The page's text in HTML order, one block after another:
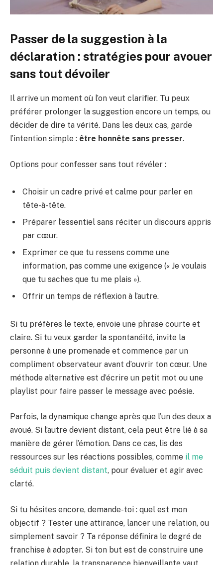
Passer de la suggestion à la
déclaration : stratégies pour avouer
sans tout dévoiler
Il arrive un moment où l’on veut clarifier. Tu peux
préférer prolonger la suggestion encore un temps, ou
décider de dire ta vérité. Dans les deux cas, garde
l’intention simple : être honnête sans presser.
Options pour confesser sans tout révéler :
Choisir un cadre privé et calme pour parler en
tête-à-tête.
Préparer l’essentiel sans réciter un discours appris
par cœur.
Exprimer ce que tu ressens comme une
information, pas comme une exigence (« Je voulais
que tu saches que tu me plais »).
Offrir un temps de réflexion à l’autre.
Si tu préfères le texte, envoie une phrase courte et
claire. Si tu veux garder la spontanéité, invite la
personne à une promenade et commence par un
compliment observateur avant d’ouvrir ton cœur. Une
méthode alternative est d’écrire un petit mot ou une
playlist pour faire passer le message avec poésie.
Parfois, la dynamique change après que l’un des deux a
avoué. Si l’autre devient distant, cela peut être lié à sa
manière de gérer l’émotion. Dans ce cas, lis des
ressources sur les réactions possibles, comme il me
séduit puis devient distant, pour évaluer et agir avec
clarté.
Si tu hésites encore, demande-toi : quel est mon
objectif ? Tester une attirance, lancer une relation, ou
simplement savoir ? Ta réponse définira le degré de
franchise à adopter. Si ton but est de construire une